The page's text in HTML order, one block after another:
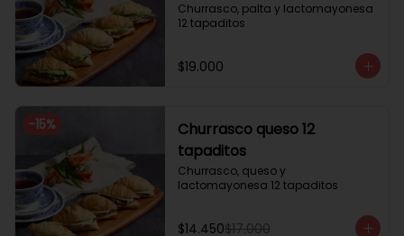
Churrasco, palta y lactomayonesa
12 tapaditos
$19.000
-15%
Churrasco queso 12
tapaditos
Churrasco, queso y
lactomayonesa 12 tapaditos
$14.450$17.000